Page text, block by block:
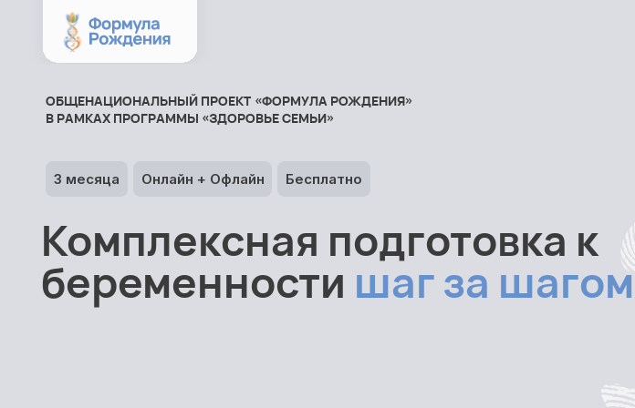
ОБЩЕНАЦИОНАЛЬНЫЙ ПРОЕКТ «ФОРМУЛА РОЖДЕНИЯ»
В РАМКАХ ПРОГРАММЫ «ЗДОРОВЬЕ СЕМЬИ»
Комплексная подготовка к
беременности шаг за шагом
3 месяца Бесплатно
Онлайн + Офлайн